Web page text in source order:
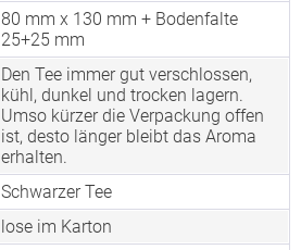
80 mm x 130 mm + Bodenfalte
25+25 mm
Den Tee immer gut verschlossen,
kühl, dunkel und trocken lagern.
Umso kürzer die Verpackung offen
ist, desto länger bleibt das Aroma
erhalten.
Schwarzer Tee
lose im Karton